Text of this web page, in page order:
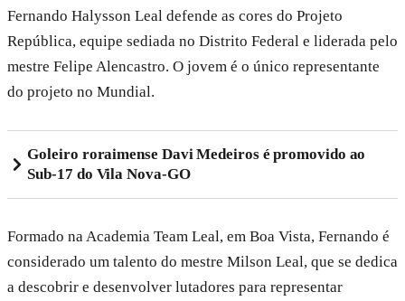
Fernando Halysson Leal defende as cores do Projeto
República, equipe sediada no Distrito Federal e liderada pelo
mestre Felipe Alencastro. O jovem é o único representante
do projeto no Mundial.
Goleiro roraimense Davi Medeiros é promovido ao
Sub-17 do Vila Nova-GO
Formado na Academia Team Leal, em Boa Vista, Fernando é
considerado um talento do mestre Milson Leal, que se dedica
a descobrir e desenvolver lutadores para representar